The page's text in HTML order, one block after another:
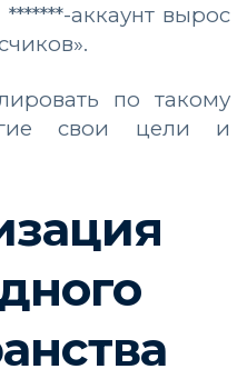
аккаунт вырос
по такому
свои цели и